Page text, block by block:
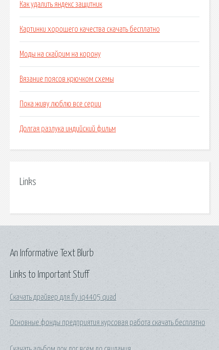
Как удалить яндекс защитник
Картинки хорошего качества скачать бесплатно
Моды на скайрим на корону
Вязание поясов крючком схемы
Пока живу люблю все серии
Долгая разлука индийский фильм
Links
Links to Important Stuff
Скачать драйвер для fly iq4405 quad
Основные фонды предприятия курсовая работа скачать бесплатно
An Informative Text Blurb